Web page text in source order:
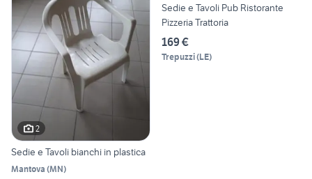
2
Sedie e Tavoli bianchi in plastica
Mantova (MN)
Sedie e Tavoli Pub Ristorante
Pizzeria Trattoria
169 €
Trepuzzi(LE)